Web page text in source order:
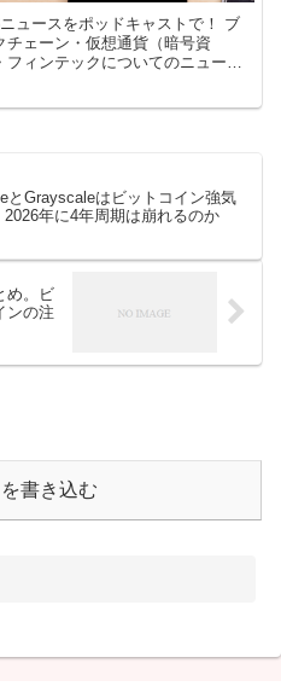
ュースをポッドキャストで！ ブ
チェーン・仮想通貨（暗号資
フィンテックについてのニュース
とGrayscaleはビットコイン強気
2026年に4年周期は崩れるのか
め。ビ
ンの注
書き込む